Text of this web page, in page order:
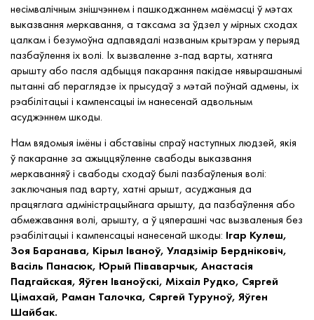
несімвалічным знішчэннем і пашкоджаннем маёмасці ў мэтах
выказвання меркавання, а таксама за ўдзел у мірных сходах
цалкам і безумоўна адпавядалі названым крытэрам у перыяд
пазбаўлення іх волі. Іх вызваленне з-пад варты, хатняга
арышту або пасля адбыцця пакарання пакідае нявырашанымі
пытанні аб пераглядзе іх прысудаў з мэтай поўнай адмены, іх
рэабілітацыі і кампенсацыі ім нанесенай адвольным
асуджэннем шкоды.
Нам вядомыя імёны і абставіны спраў наступных людзей, якія
ў пакаранне за ажыццяўленне свабоды выказвання
меркаванняў і свабоды сходаў былі пазбаўленыя волі:
заключаныя пад варту, хатні арышт, асуджаныя да
працяглага адміністрацыйнага арышту, да пазбаўлення або
абмежавання волі, арышту, а ў цяперашні час вызваленыя без
рэабілітацыі і кампенсацыі нанесенай шкоды: Ігар Кулеш,
Зоя Баранава, Кірыл Іваноў, Уладзімір Бердніковіч,
Васіль Панасюк, Юрый Піваварчык, Анастасія
Падгайская, Яўген Іваноўскі, Міхаіл Рудко, Сяргей
Цімахай, Раман Талочка, Сяргей Туруноў, Яўген
Шайбак.